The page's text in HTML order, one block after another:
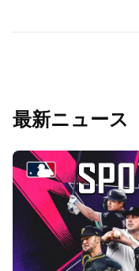
最新ニュース